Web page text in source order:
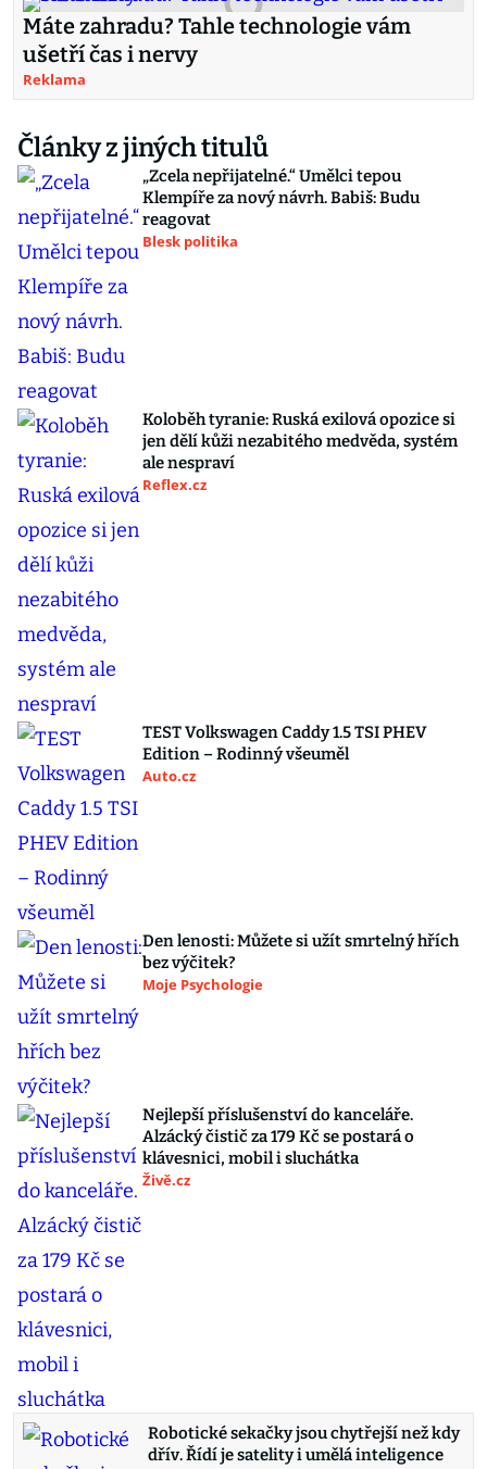
Máte zahradu? Tahle technologie vám
ušetří čas i nervy
Reklama
Články z jiných titulů
„Zcela nepřijatelné.“ Umělci tepou
Klempíře za nový návrh. Babiš: Budu
reagovat
Blesk politika
Koloběh tyranie: Ruská exilová opozice si
jen dělí kůži nezabitého medvěda, systém
ale nespraví
Reflex.cz
TEST Volkswagen Caddy 1.5 TSI PHEV
Edition – Rodinný všeuměl
Auto.cz
Den lenosti: Můžete si užít smrtelný hřích
bez výčitek?
Moje Psychologie
Nejlepší příslušenství do kanceláře.
Alzácký čistič za 179 Kč se postará o
klávesnici, mobil i sluchátka
Živě.cz
Robotické sekačky jsou chytřejší než kdy
dřív. Řídí je satelity i umělá inteligence